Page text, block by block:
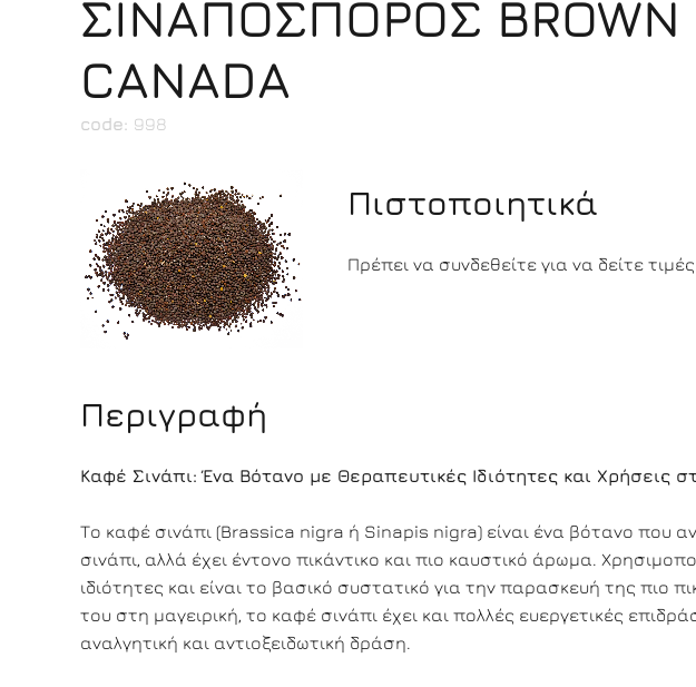
ΣΙΝΑΠΟΣΠΟΡΟΣ BROWN
CANADA
code: 998
Πιστοποιητικά
Πρέπει να συνδεθείτε για να δείτε τιμές
Περιγραφή
Καφέ Σινάπι: Ένα Βότανο με Θεραπευτικές Ιδιότητες και Χρήσεις
Το καφέ σινάπι (Brassica nigra ή Sinapis nigra) είναι ένα βότανο που
σινάπι, αλλά έχει έντονο πικάντικο και πιο καυστικό άρωμα.
ιδιότητες και είναι το βασικό συστατικό για την παρασκευή της πιο
του στη μαγειρική, το καφέ σινάπι έχει και πολλές ευεργετικές
αναλγητική και αντιοξειδωτική δράση.